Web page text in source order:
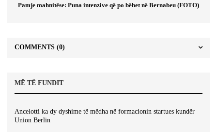
Pamje mahnitëse: Puna intenzive që po bëhet në Bernabeu (FOTO)
COMMENTS (0)
MË TË FUNDIT
Ancelotti ka dy dyshime të mëdha në formacionin startues kundër
Union Berlin